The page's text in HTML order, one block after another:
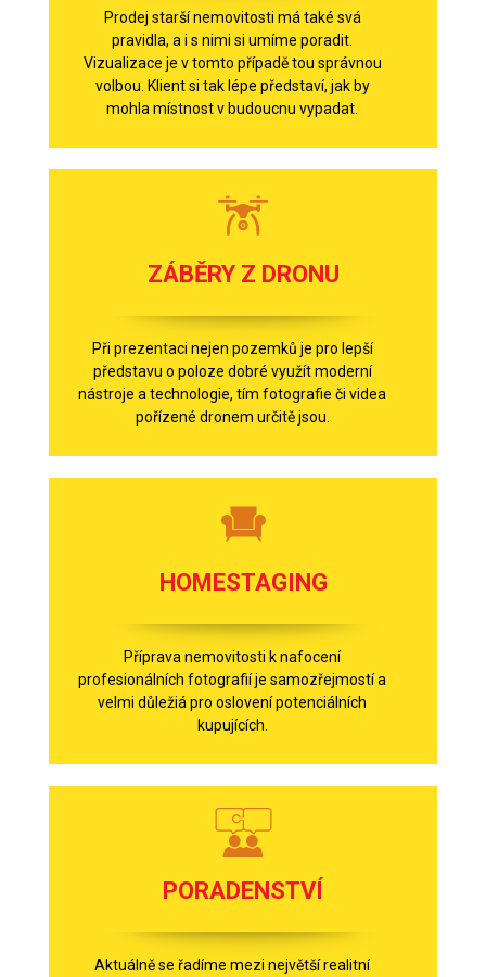
Prodej starší nemovitosti má také svá
pravidla, a i s nimi si umíme poradit.
Vizualizace je v tomto případě tou správnou
volbou. Klient si tak lépe představí, jak by
mohla místnost v budoucnu vypadat.
ZÁBĚRY Z DRONU
Při prezentaci nejen pozemků je pro lepší
představu o poloze dobré využít moderní
nástroje a technologie, tím fotografie či videa
pořízené dronem určitě jsou.
HOMESTAGING
Příprava nemovitosti k nafocení
profesionálních fotografií je samozřejmostí a
velmi důležiá pro oslovení potenciálních
kupujících.
PORADENSTVÍ
Aktuálně se řadíme mezi největší realitní